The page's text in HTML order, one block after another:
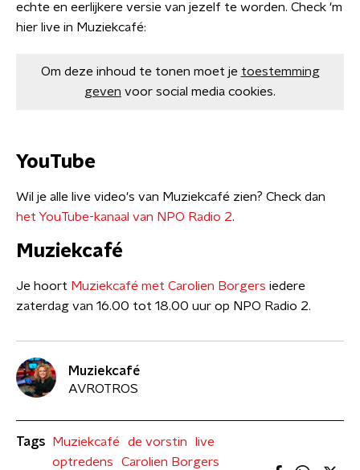
echte en eerlijkere versie van jezelf te worden. Check 'm
hier live in Muziekcafé:
Om deze inhoud te tonen moet je toestemming
geven voor social media cookies.
YouTube
Wil je alle live video's van Muziekcafé zien? Check dan
het YouTube-kanaal van NPO Radio 2.
Muziekcafé
Je hoort Muziekcafé met Carolien Borgers iedere
zaterdag van 16.00 tot 18.00 uur op NPO Radio 2.
Muziekcafé
AVROTROS
Tags Muziekcafé de vorstin
live
optredens
Carolien Borgers